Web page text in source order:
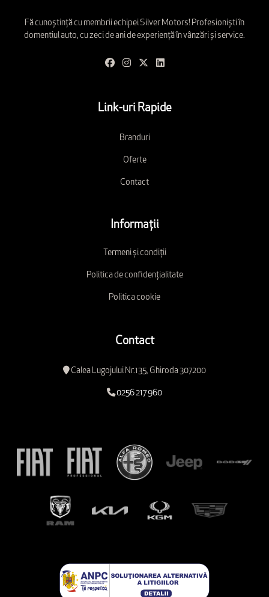
Fă cunoștință cu membrii echipei Silver Motors! Profesioniști în
domentiul auto, cu zeci de ani de experiență în vânzări și service.
Link-uri Rapide
Branduri
Oferte
Contact
Informații
Termeni și condiții
Politica de confidențialitate
Politica cookie
Contact
Calea Lugojului Nr.135, Ghiroda 307200
0256 217 960